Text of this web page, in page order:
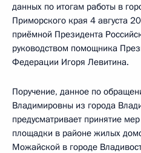
данных по итогам работы в
Приморского края 4 августа
приёмной Президента
руководством помощника
Федерации Игоря Левитина.
Поручение, данное по
Владимировны из города
предусматривает принятие
площадки в районе жилых
Можайской в городе